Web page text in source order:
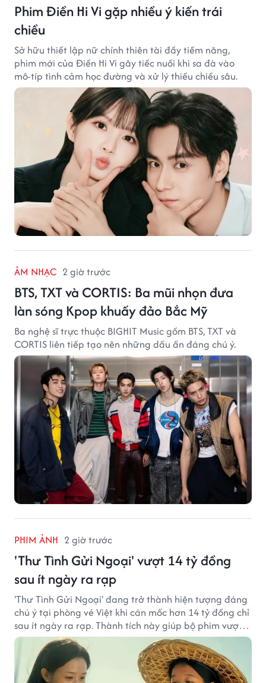
Phim Điền Hi Vi gặp nhiều ý kiến trái
chiều
Sở hữu thiết lập nữ chính thiên tài đầy tiềm năng,
phim mới của Điền Hi Vi gây tiếc nuối khi sa đà vào
mô-típ tình cảm học đường và xử lý thiếu chiều sâu.
ÂM NHẠC 2 giờ trước
BTS, TXT và CORTIS: Ba mũi nhọn đưa
làn sóng Kpop khuấy đảo Bắc Mỹ
Ba nghệ sĩ trực thuộc BIGHIT Music gồm BTS, TXT và
CORTIS liên tiếp tạo nên những dấu ấn đáng chú ý.
PHIM ẢNH 2 giờ trước
'Thư Tình Gửi Ngoại' vượt 14 tỷ đồng
sau ít ngày ra rạp
'Thư Tình Gửi Ngoại' đang trở thành hiện tượng đáng
chú ý tại phòng vé Việt khi cán mốc hơn 14 tỷ đồng chỉ
sau ít ngày ra rạp. Thành tích này giúp bộ phim vượt
kỳ vọng ban đầu và duy trì sức hút giữa cuộc cạnh
tranh của nhiều tác phẩm lớn.